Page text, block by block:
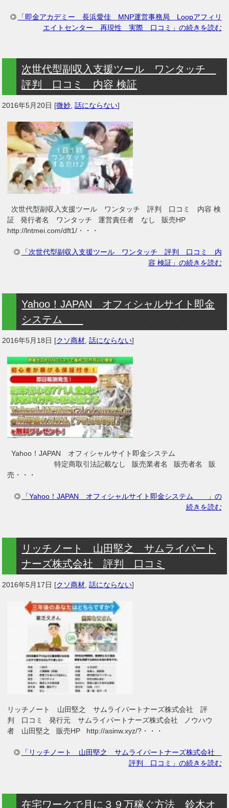
「即金アカデミー 長浜愛佳 MNP運営事務局 Loopアフィリ
エイトセンター 再現性 実際 口コミ」の続きを読む
次世代型副収入支援ツール ワンタッチ
評判 口コミ 内容 検証
2016年5月20日 [微妙 ,話にならない]
次世代型副収入支援ツール ワンタッチ 評判 口コミ 内容 検
証 発行者名 ワンタッチ 運営責任者 なし 販売HP
http://lntmei.com/dft1/・・・
「次世代型副収入支援ツール ワンタッチ 評判 口コミ 内
容 検証」の続きを読む
Yahoo！JAPAN オフィシャルサイト即金
システム
2016年5月18日 [クソ商材 ,話にならない]
Yahoo！JAPAN オフィシャルサイト即金システム
特定商取引法記載なし 販売業者名 販売者名 販
売・・・
「Yahoo！JAPAN オフィシャルサイト即金システム 」の
続きを読む
リッチノート 山田堅之 サムライパート
ナーズ株式会社 評判 口コミ
2016年5月17日 [クソ商材 ,話にならない]
リッチノート 山田堅之 サムライパートナーズ株式会社 評
判 口コミ 発行元 サムライパートナーズ株式会社 ノウハウ
者 山田堅之 販売HP http://asinw.xyz/?・・・
「リッチノート 山田堅之 サムライパートナーズ株式会社
評判 口コミ」の続きを読む
在宅ワークで月に３９万稼ぐ方法 鈴木オ